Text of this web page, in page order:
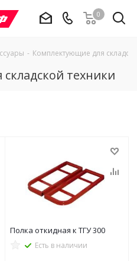
0
- Комплектующие для
техники
Полка откидная к ТГУ 300
Есть в наличии